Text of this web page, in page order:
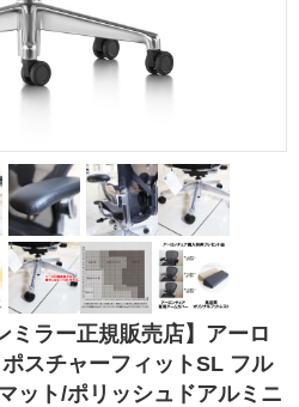
ミラー正規販売店】アーロ
スチャーフィットSL フル
ット/ポリッシュドアルミニ